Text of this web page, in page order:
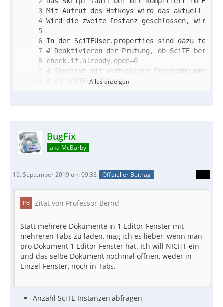
Alles anzeigen
BugFix
aka McBarby
16. September 2019 um 09:33 Offizieller Beitrag
Zitat von Professor Bernd
Statt mehrere Dokumente in 1 Editor-Fenster mit
mehreren Tabs zu laden, mag ich es lieber, wenn man
pro Dokument 1 Editor-Fenster hat. Ich will NICHT ein
und das selbe Dokument nochmal öffnen, weder in
Einzel-Fenster, noch in Tabs.
Anzahl SciTE Instanzen abfragen